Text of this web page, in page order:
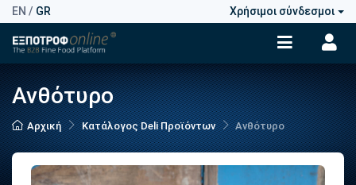
EN / GR Χρήσιμοι σύνδεσμοι
Ανθότυρο
Αρχική Κατάλογος Deli Προϊόντων Ανθότυρο